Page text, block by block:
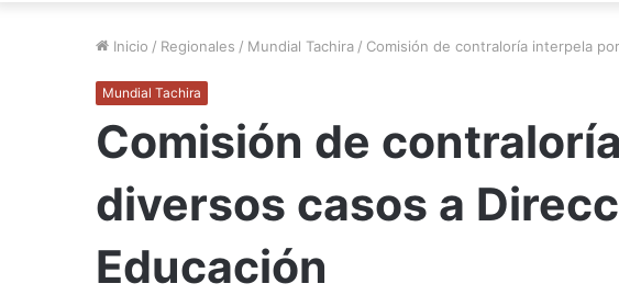
Inicio / Regionales / Mundial Tachira / Comisión de contraloría interpela
Mundial Tachira
Comisión de
diversos casos a
Educación